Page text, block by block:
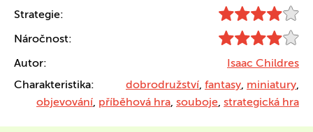
Strategie:
Náročnost:
Autor:
Isaac Childres
Charakteristika:
dobrodružství, fantasy, miniatury,
objevování, příběhová hra, souboje, strategická hra